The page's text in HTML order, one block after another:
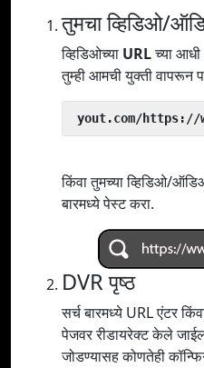
तुमचा व्हिडिओ/
व्हिडिओच्या URLच्या
तुम्ही आमची युक्ती वापरून
yout.com/https://
किंवा तुमच्या व्हिडिओ/
बारमध्ये पेस्ट करा.
DVR पृष्ठ
सर्च बारमध्ये URL एंटर
पेजवर रीडायरेक्ट केले
जोडण्यासह कोणतेही